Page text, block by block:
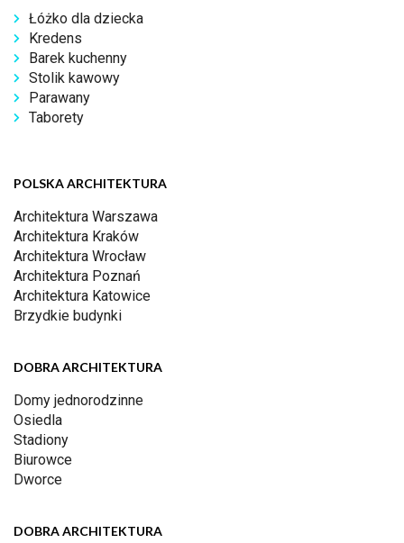
Łóżko dla dziecka
Kredens
Barek kuchenny
Stolik kawowy
Parawany
Taborety
POLSKA ARCHITEKTURA
Architektura Warszawa
Architektura Kraków
Architektura Wrocław
Architektura Poznań
Architektura Katowice
Brzydkie budynki
DOBRA ARCHITEKTURA
Domy jednorodzinne
Osiedla
Stadiony
Biurowce
Dworce
DOBRA ARCHITEKTURA